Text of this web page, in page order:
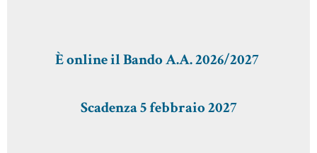
È online il Bando A.A. 2026/2027
Scadenza 5 febbraio 2027